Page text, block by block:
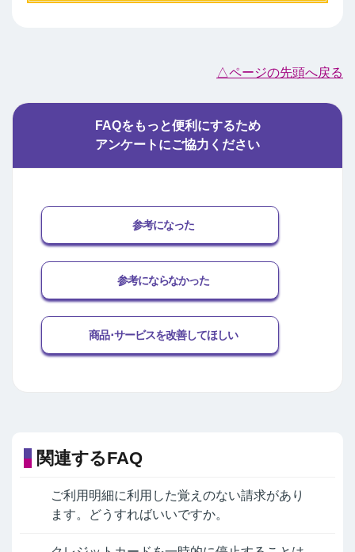
△ページの先頭へ戻る
FAQをもっと便利にするため
アンケートにご協力ください
参考になった
参考にならなかった
商品･サービスを改善してほしい
関連するFAQ
ご利用明細に利用した覚えのない請求があり
ます。どうすればいいですか。